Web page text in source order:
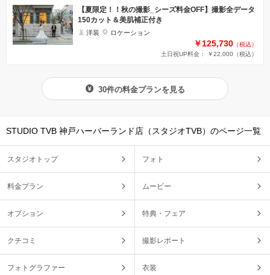
【夏限定！！秋の撮影_シーズ料金OFF】撮影全データ
150カット＆美肌補正付き
洋装 ロケーション
￥125,730 （税込）
土日祝UP料金： ￥22,000 （税込）
30件の料金プランを見る
STUDIO TVB 神戸ハーバーランド店（スタジオTVB）のページ一覧
スタジオトップ フォト
料金プラン ムービー
オプション 特典・フェア
クチコミ 撮影レポート
フォトグラファー 衣装